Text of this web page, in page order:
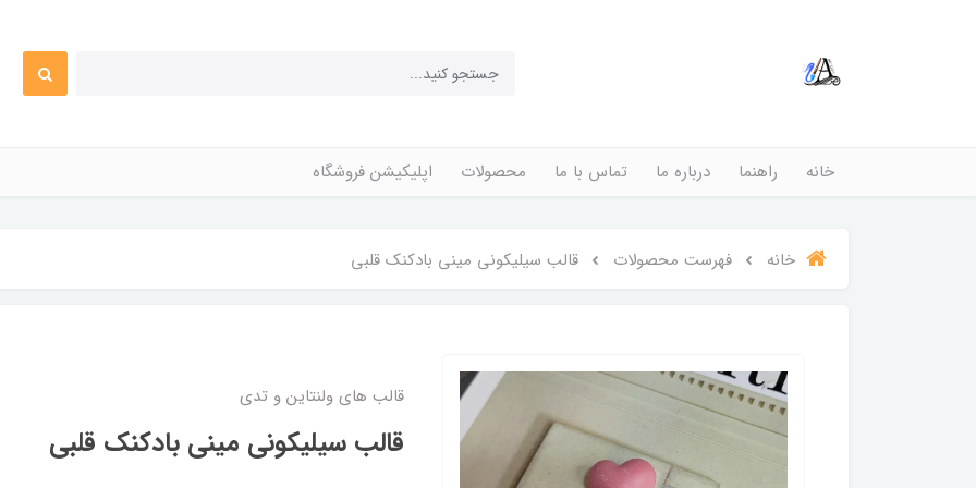
خانه راهنما درباره ما تماس با ما محصولات اپلیکیشن فروشگاه
خانه فهرست محصولات قالب سیلیکونی مینی بادکنک قلبی
قالب های ولنتاین و تدی
قالب سیلیکونی مینی بادکنک قلبی